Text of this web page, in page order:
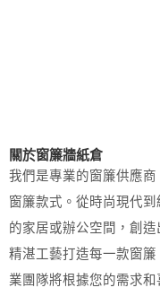
關於窗簾牆紙倉
我們是專業的窗簾供應
窗簾款式。從時尚現代
的家居或辦公空間，創
精湛工藝打造每一款窗
業團隊將根據您的需求